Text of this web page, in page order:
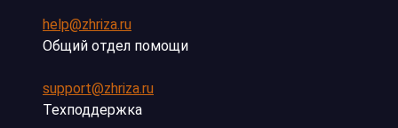
help@zhriza.ru
Общий отдел помощи
support@zhriza.ru
Техподдержка